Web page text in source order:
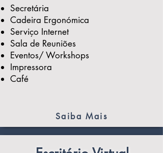
Secretária
Cadeira Ergonómica
Serviço Internet
Sala de Reuniões
Eventos/ Workshops
Impressora
Café
Saiba Mais